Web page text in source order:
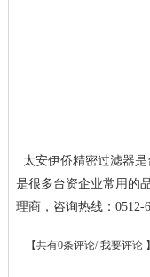
太安伊侨精密过滤器
是很多台资企业常用的
理商，咨询热线：0512-
【共有0条评论/ 我要评论